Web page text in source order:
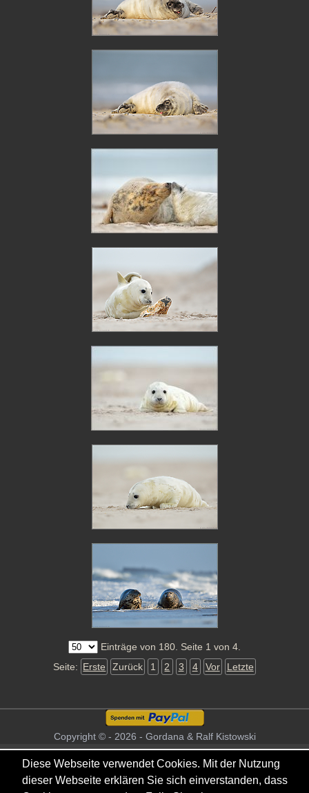
Einträge von 180. Seite 1 von 4.
Seite: Erste Zurück 1 2 3 4 Vor Letzte
Copyright © - 2026 - Gordana & Ralf Kistowski
Diese Webseite verwendet Cookies. Mit der Nutzung
dieser Webseite erklären Sie sich einverstanden, dass